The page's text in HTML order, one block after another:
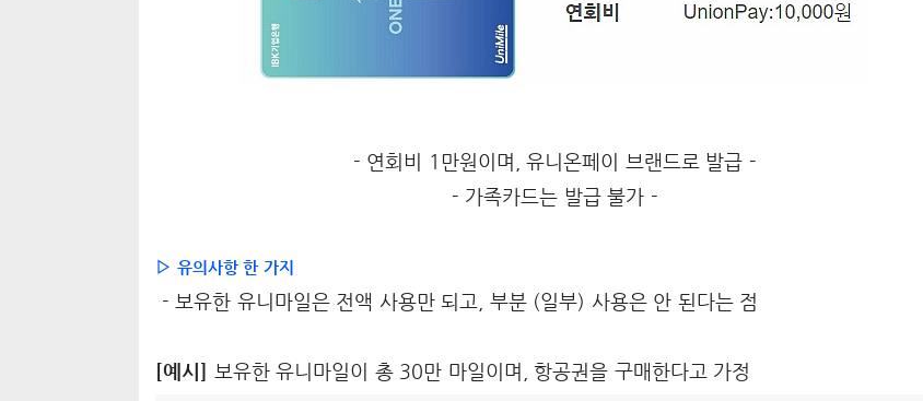
- 연회비 1만원이며, 유니온페이 브랜드로 발급 -
- 가족카드는 발급 불가 -
▷ 유의사항 한 가지
- 보유한 유니마일은 전액 사용만 되고, 부분 (일부) 사용은 안 된다는 점
[예시] 보유한 유니마일이 총 30만 마일이며, 항공권을 구매한다고 가정